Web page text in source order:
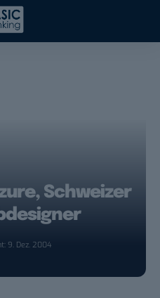
Schweizer
9. Dez. 2004